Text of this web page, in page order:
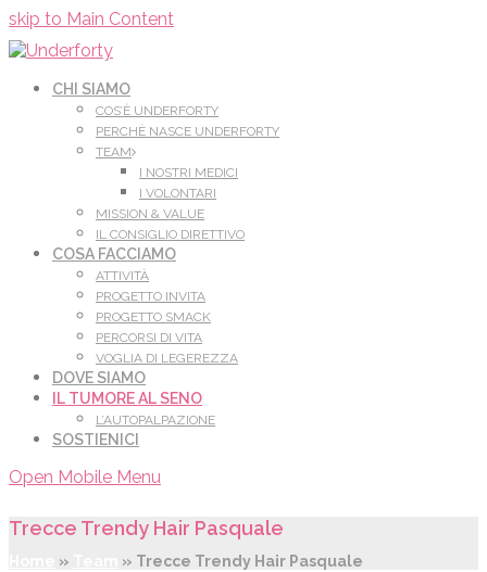
skip to Main Content
CHI SIAMO
COS’È UNDERFORTY
PERCHÈ NASCE UNDERFORTY
TEAM
I NOSTRI MEDICI
I VOLONTARI
MISSION & VALUE
IL CONSIGLIO DIRETTIVO
COSA FACCIAMO
ATTIVITÀ
PROGETTO INVITA
PROGETTO SMACK
PERCORSI DI VITA
VOGLIA DI LEGEREZZA
DOVE SIAMO
IL TUMORE AL SENO
L’AUTOPALPAZIONE
SOSTIENICI
Open Mobile Menu
Trecce Trendy Hair Pasquale
» » Trecce Trendy Hair Pasquale